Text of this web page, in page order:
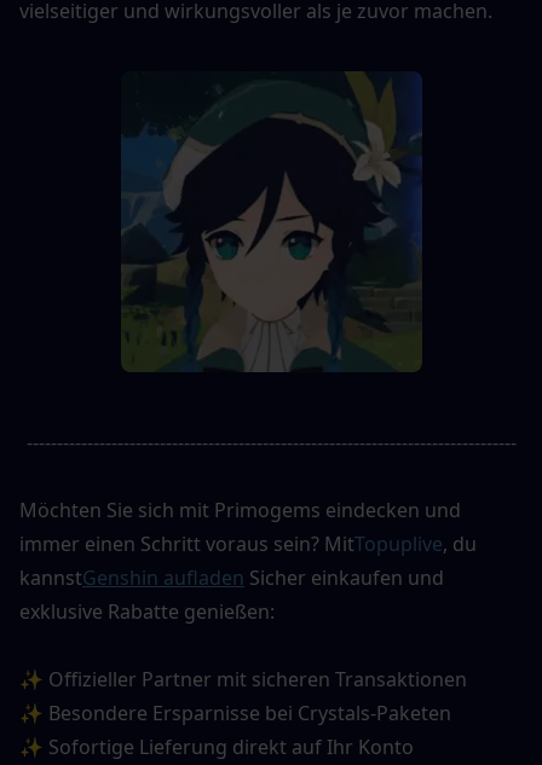
vielseitiger und wirkungsvoller als je zuvor machen.
---------------------------------------------------------------------------------
Möchten Sie sich mit Primogems eindecken und
immer einen Schritt voraus sein? MitTopuplive, du
kannstGenshin aufladen Sicher einkaufen und
exklusive Rabatte genießen:
✨ Offizieller Partner mit sicheren Transaktionen
✨ Besondere Ersparnisse bei Crystals-Paketen
✨ Sofortige Lieferung direkt auf Ihr Konto